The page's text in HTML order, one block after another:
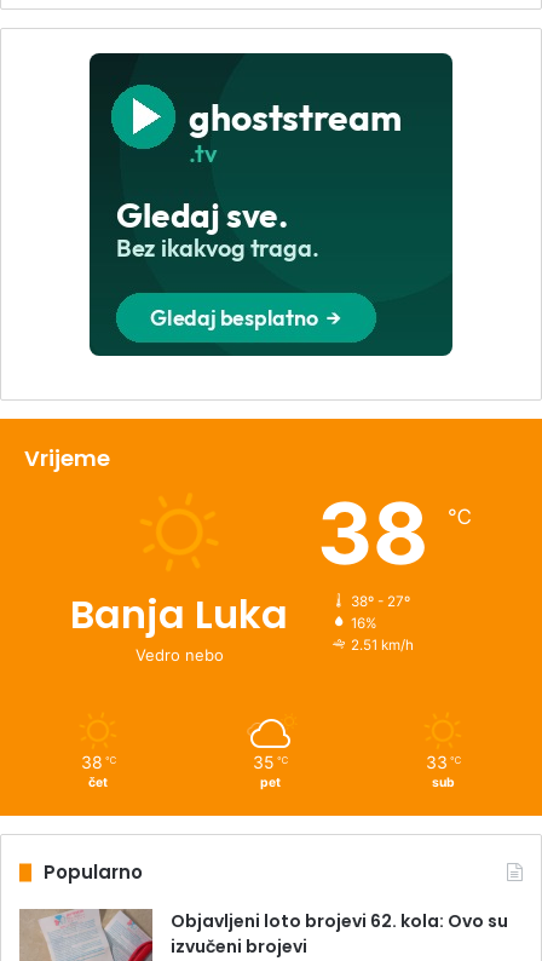
Vrijeme
Banja Luka
Vedro nebo
38 ℃
38º - 27º
16%
2.51 km/h
38 ℃
čet
35 ℃
pet
33 ℃
sub
Popularno
Objavljeni loto brojevi 62. kola: Ovo su
izvučeni brojevi